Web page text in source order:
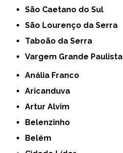
São Caetano do Sul
São Lourenço da Serra
Taboão da Serra
Vargem Grande Paulista
Anália Franco
Aricanduva
Artur Alvim
Belenzinho
Belém